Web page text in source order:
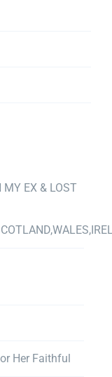
MY EX & LOST
Her Faithful